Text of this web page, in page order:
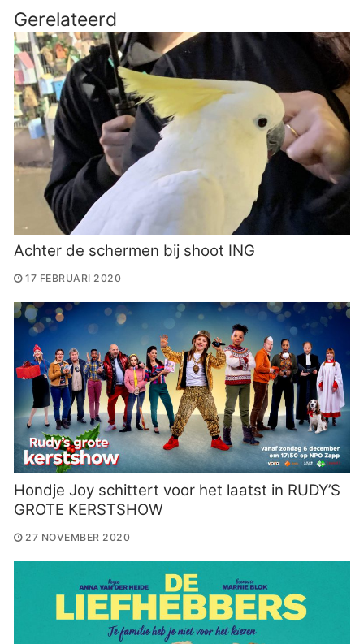
Gerelateerd
Achter de schermen bij shoot ING
17 FEBRUARI 2020
Hondje Joy schittert voor het laatst in RUDY’S
GROTE KERSTSHOW
27 NOVEMBER 2020